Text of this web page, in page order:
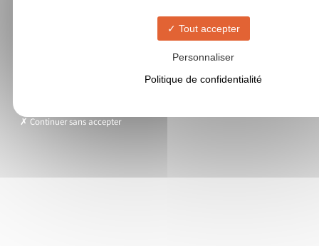
Tout accepter
Personnaliser
Politique de confidentialité
Continuer sans accepter